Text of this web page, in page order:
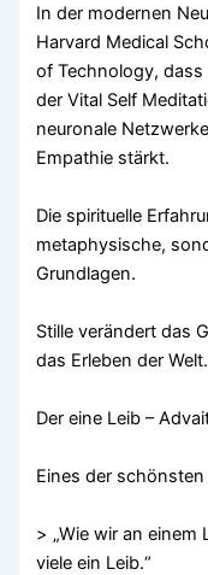
In der modernen
Harvard Medical
of Technology, dass
der Vital Self
neuronale
Empathie stärkt.
Die spirituelle
metaphysische,
Grundlagen.
Stille verändert das
das Erleben der Welt.
Der eine Leib –
Eines der schönsten
> „Wie wir an einem
viele ein Leib.“